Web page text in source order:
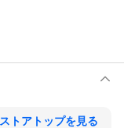
ストアトップを見る